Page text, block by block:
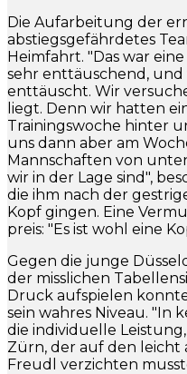
Die Aufarbeitung der
abstiegsgefährdetes
Heimfahrt. "Das war
sehr enttäuschend, und
enttäuscht. Wir
liegt. Denn wir hatten
Trainingswoche hinter
uns dann aber am
Mannschaften von
wir in der Lage sind",
die ihm nach der
Kopf gingen. Eine
preis: "Es ist wohl eine
Gegen die junge
der misslichen
Druck aufspielen
sein wahres Niveau. "In
die individuelle
Zürn, der auf den leicht
Freudl verzichten